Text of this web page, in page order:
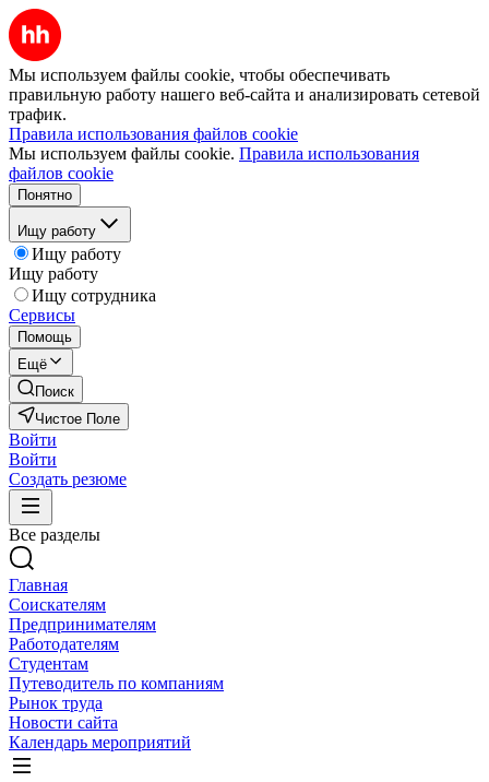
Мы используем файлы cookie, чтобы обеспечивать
правильную работу нашего веб-сайта и анализировать сетевой
трафик.
Правила использования файлов cookie
Мы используем файлы cookie. Правила использования
файлов cookie
Понятно
Ищу работу
Ищу работу
Ищу работу
Ищу сотрудника
Сервисы
Помощь
Ещё
Поиск
Чистое Поле
Войти
Войти
Создать резюме
Все разделы
Главная
Соискателям
Предпринимателям
Работодателям
Студентам
Путеводитель по компаниям
Рынок труда
Новости сайта
Календарь мероприятий